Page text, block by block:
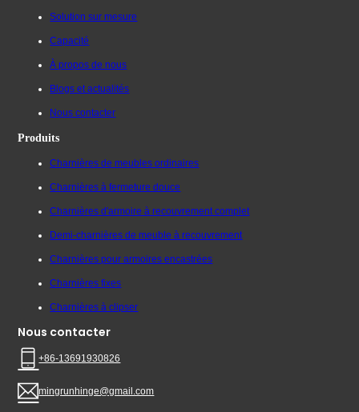
Solution sur mesure
Capacité
À propos de nous
Blogs et actualités
Nous contacter
Produits
Charnières de meubles ordinaires
Charnières à fermeture douce
Charnières d'armoire à recouvrement complet
Demi-charnières de meuble à recouvrement
Charnières pour armoires encastrées
Charnières fixes
Charnières à clipser
Nous contacter
+86-13691930826
mingrunhinge@gmail.com